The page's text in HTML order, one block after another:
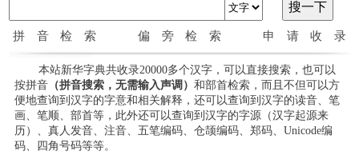
拼音检索 偏旁检索 申请收录
本站新华字典共收录20000多个汉字，可以直接搜索，也可以
按拼音（拼音搜索，无需输入声调） 和部首检索，而且不但可以方
便地查询到汉字的字意和相关解释，还可以查询到汉字的读音、笔
画、笔顺、部首等，此外还可以查询到汉字的字源（汉字起源来
历）、真人发音、注音、五笔编码、仓颉编码、郑码、Unicode编
码、四角号码等等。